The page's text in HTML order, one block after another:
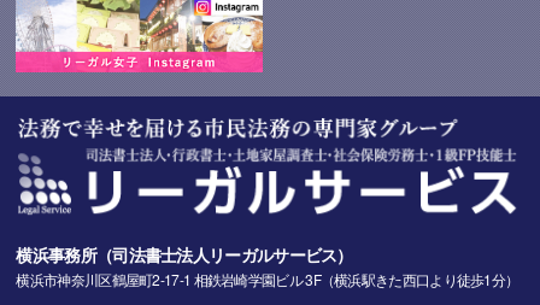
横浜事務所（司法書士法人リーガルサービス）
横浜市神奈川区鶴屋町2-17-1 相鉄岩崎学園ビル 3F（横浜駅きた西口より徒歩1分）